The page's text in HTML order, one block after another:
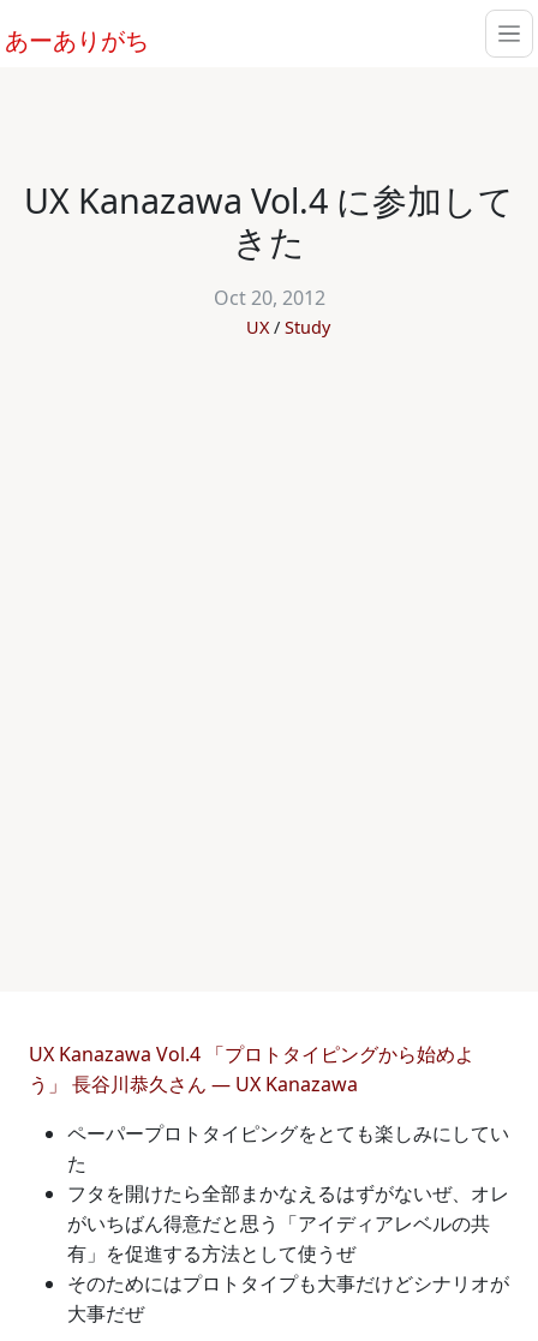
あーありがち
UX Kanazawa Vol.4 に参加して
きた
Oct 20, 2012
UX Study
UX Kanazawa Vol.4 「プロトタイピングから始めよ
う」 長谷川恭久さん — UX Kanazawa
ペーパープロトタイピングをとても楽しみにしてい
た
フタを開けたら全部まかなえるはずがないぜ、オレ
がいちばん得意だと思う「アイディアレベルの共
有」を促進する方法として使うぜ
そのためにはプロトタイプも大事だけどシナリオが
大事だぜ